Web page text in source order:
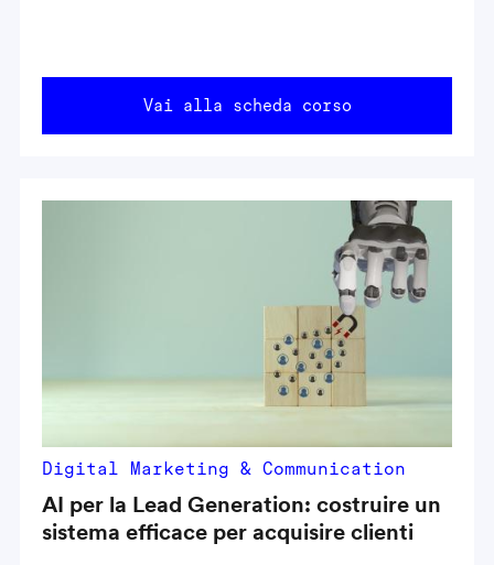
Vai alla scheda corso
Digital Marketing & Communication
AI per la Lead Generation: costruire un
sistema efficace per acquisire clienti